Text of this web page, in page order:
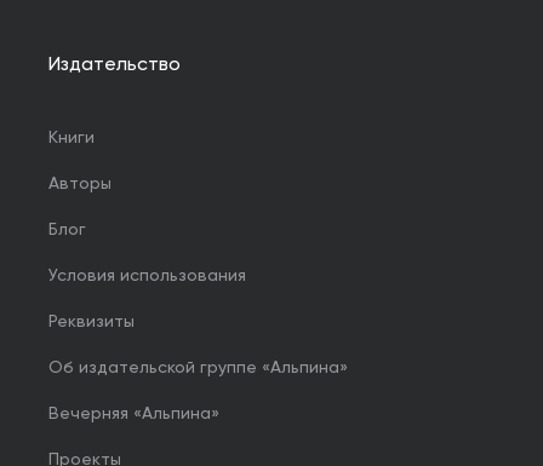
Издательство
Книги
Авторы
Блог
Условия использования
Реквизиты
Об издательской группе «Альпина»
Вечерняя «Альпина»
Проекты